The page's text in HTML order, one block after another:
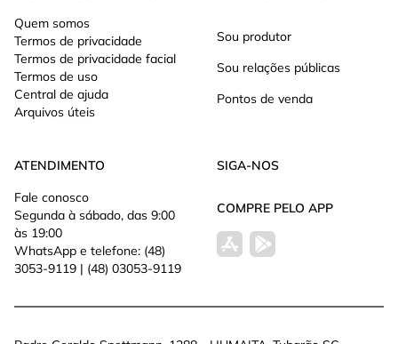
Quem somos
Termos de privacidade
Termos de privacidade facial
Termos de uso
Central de ajuda
Arquivos úteis
Sou produtor
Sou relações públicas
Pontos de venda
ATENDIMENTO
Fale conosco
Segunda à sábado, das 9:00
às 19:00
WhatsApp e telefone: (48)
3053-9119 | (48) 03053-9119
SIGA-NOS
COMPRE PELO APP